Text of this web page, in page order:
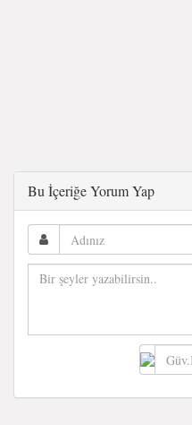
Bu İçeriğe Yorum Yap